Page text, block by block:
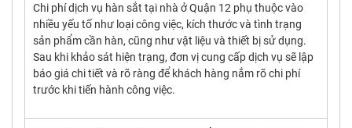
Chi phí dịch vụ hàn sắt tại nhà ở Quận 12 phụ thuộc vào
nhiều yếu tố như loại công việc, kích thước và tình trạng
sản phẩm cần hàn, cũng như vật liệu và thiết bị sử dụng.
Sau khi khảo sát hiện trạng, đơn vị cung cấp dịch vụ sẽ lập
báo giá chi tiết và rõ ràng để khách hàng nắm rõ chi phí
trước khi tiến hành công việc.